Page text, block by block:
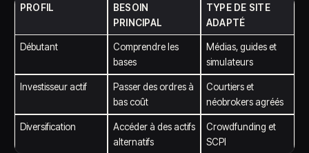
PROFIL
BESOIN
PRINCIPAL
TYPE DE SITE
ADAPTÉ
Débutant
Comprendre les
bases
Médias, guides et
simulateurs
Investisseur actif
Passer des ordres à
bas coût
Courtiers et
néobrokers agréés
Diversification
Accéder à des actifs
alternatifs
Crowdfunding et
SCPI